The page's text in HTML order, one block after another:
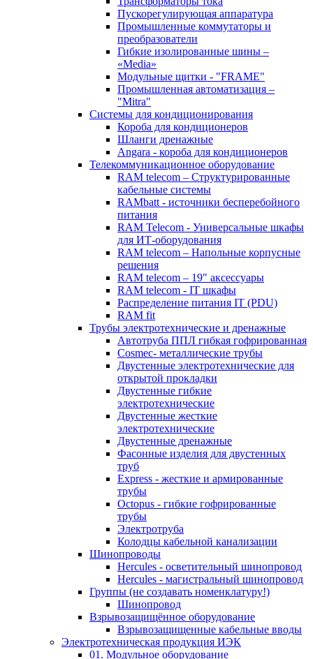
Пускорегулирующая аппаратура
Промышленные коммутаторы и
преобразователи
Гибкие изолированные шины –
«Media»
Модульные щитки - "FRAME"
Промышленная автоматизация –
"Mitra"
Системы для кондиционирования
Короба для кондиционеров
Шланги дренажные
Angara - короба для кондиционеров
Телекоммуникационное оборудование
RAM telecom – Структурированные
кабельные системы
RAMbatt - источники бесперебойного
питания
RAM Telecom - Универсальные шкафы
для ИТ-оборудования
RAM telecom – Напольные корпусные
решения
RAM telecom – 19" аксессуары
RAM telecom - IT шкафы
Распределение питания IT (PDU)
RAM fit
Трубы электротехнические и дренажные
Автотруба ППЛ гибкая гофрированная
Cosmec- металлические трубы
Двустенные электротехнические для
открытой прокладки
Двустенные гибкие
электротехнические
Двустенные жесткие
электротехнические
Двустенные дренажные
Фасонные изделия для двустенных
труб
Express - жесткие и армированные
трубы
Octopus - гибкие гофрированные
трубы
Электротруба
Колодцы кабельной канализации
Шинопроводы
Hercules - осветительный шинопровод
Hercules - магистральный шинопровод
Группы (не создавать номенклатуру!)
Шинопровод
Взрывозащищённое оборудование
Взрывозащищенные кабельные вводы
Электротехническая продукция ИЭК
01. Модульное оборудование